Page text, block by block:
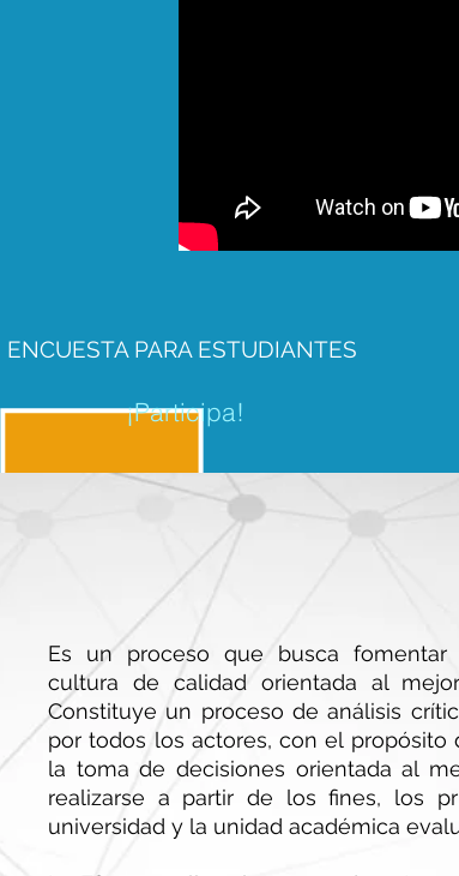
ENCUESTA PARA ESTUDIANTES
¡Participa!
Es un proceso que busca
cultura de calidad orientada al
Constituye un proceso de análisis
por todos los actores, con el propósito
la toma de decisiones orientada al
realizarse a partir de los fines, los
universidad y la unidad académica